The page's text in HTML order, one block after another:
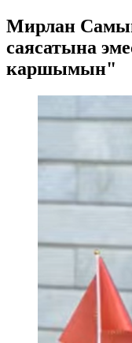
Мирлан
саясатына
каршымын"